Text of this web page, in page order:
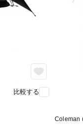
比較する
Coleman